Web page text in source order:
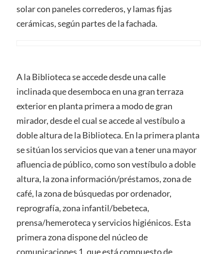
solar con paneles correderos, y lamas fijas
cerámicas, según partes de la fachada.
A la Biblioteca se accede desde una calle
inclinada que desemboca en una gran terraza
exterior en planta primera a modo de gran
mirador, desde el cual se accede al vestíbulo a
doble altura de la Biblioteca. En la primera planta
se sitúan los servicios que van a tener una mayor
afluencia de público, como son vestíbulo a doble
altura, la zona información/préstamos, zona de
café, la zona de búsquedas por ordenador,
reprografía, zona infantil/bebeteca,
prensa/hemeroteca y servicios higiénicos. Esta
primera zona dispone del núcleo de
comunicaciones 1, que está compuesto de